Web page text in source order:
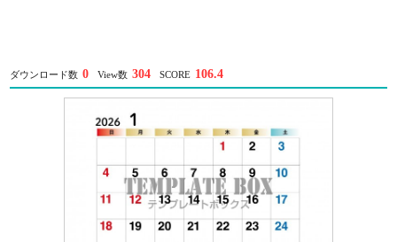
ダウンロード数 0 View数 304 SCORE 106.4